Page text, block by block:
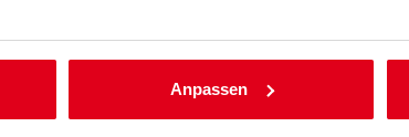
Anpassen
einschalten, Warnweste anziehen und die
Warndreieck absichern.